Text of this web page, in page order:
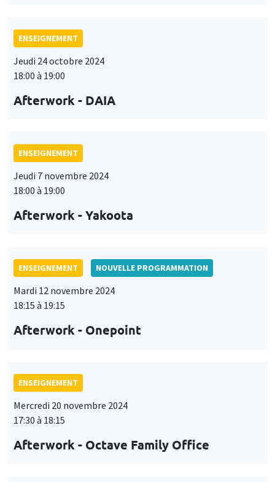
ENSEIGNEMENT
Jeudi 24 octobre 2024
18:00 à 19:00
Afterwork - DAIA
ENSEIGNEMENT
Jeudi 7 novembre 2024
18:00 à 19:00
Afterwork - Yakoota
ENSEIGNEMENT NOUVELLE PROGRAMMATION
Mardi 12 novembre 2024
18:15 à 19:15
Afterwork - Onepoint
ENSEIGNEMENT
Mercredi 20 novembre 2024
17:30 à 18:15
Afterwork - Octave Family Office